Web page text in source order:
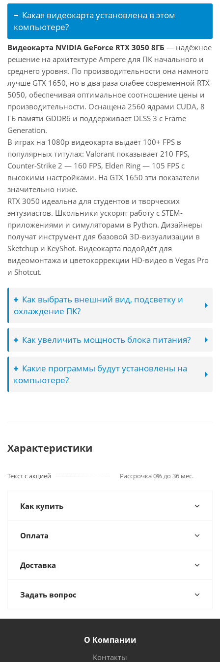
Какая видеокарта установлена в этом
компьютере?
Видеокарта NVIDIA GeForce RTX 3050 8ГБ — надёжное
решение на архитектуре Ampere для ПК начального и
среднего уровня. По производительности она намного
лучше GTX 1650, но в два раза слабее современной RTX
5050, обеспечивая оптимальное соотношение цены и
производительности. Оснащена 2560 ядрами CUDA, 8
ГБ памяти GDDR6 и поддерживает DLSS 3 с Frame
Generation.
В играх на 1080p видеокарта выдаёт 100+ FPS в
популярных титулах: Valorant показывает 210 FPS,
Counter-Strike 2 — 160 FPS, Elden Ring — 105 FPS с
высокими настройками. На GTX 1650 эти показатели
значительно ниже.
RTX 3050 идеальна для студентов и творческих
энтузиастов. Школьники ускорят работу с STEM-
приложениями и симуляторами в Python. Дизайнеры
получат инструмент для базовой 3D-визуализации в
Sketchup и KeyShot. Видеокарта подойдёт для
видеомонтажа и цветокоррекции HD-видео в Vegas Pro
и Shotcut.
Как выбрать внешний вид, подсветку и
охлаждение ПК?
Как увеличить мощность блока питания?
Какие программы будут установлены на
компьютере?
Характеристики
Текст с акцией Рассрочка 0% до 36 мес.
Как купить
Оплата
Доставка
Задать вопрос
О Компании
Контакты